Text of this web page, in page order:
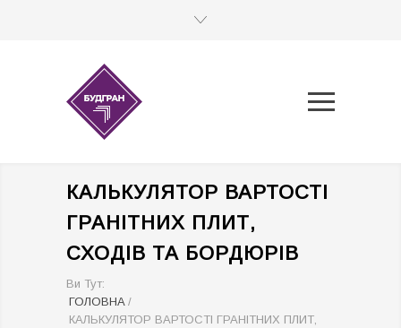
КАЛЬКУЛЯТОР ВАРТОСТІ
ГРАНІТНИХ ПЛИТ,
СХОДІВ ТА БОРДЮРІВ
Ви Тут:
ГОЛОВНА /
КАЛЬКУЛЯТОР ВАРТОСТІ ГРАНІТНИХ ПЛИТ,